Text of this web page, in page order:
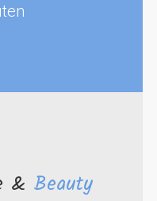
& Beauty